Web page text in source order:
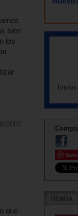
bien
los
2007
que
Save